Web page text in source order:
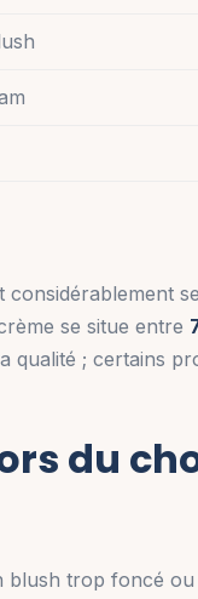
se situe entre
qualité ; certains
du
blush trop foncé